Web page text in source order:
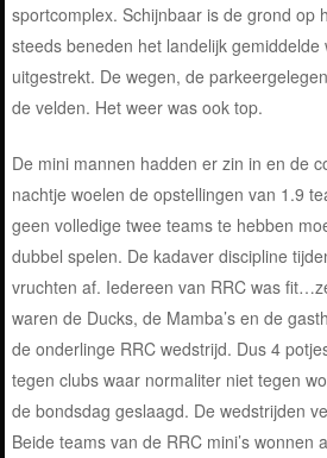
sportcomplex. Schijnbaar is de grond op
steeds beneden het landelijk gemiddelde
uitgestrekt. De wegen, de
de velden. Het weer was ook top.
De mini mannen hadden er zin in en de
nachtje woelen de opstellingen van 1.9
geen volledige twee teams te hebben
dubbel spelen. De kadaver discipline
vruchten af. Iedereen van RRC was
waren de Ducks, de Mamba’s en de
de onderlinge RRC wedstrijd. Dus 4
tegen clubs waar normaliter niet tegen
de bondsdag geslaagd. De wedstrijden
Beide teams van de RRC mini’s wonnen